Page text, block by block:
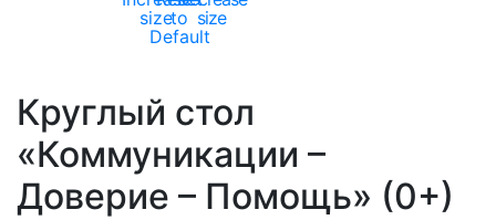
Круглый стол
«Коммуникации –
Доверие – Помощь» (0+)